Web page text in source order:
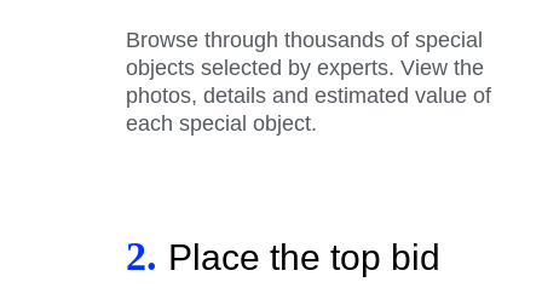
Browse through thousands of special
objects selected by experts. View the
photos, details and estimated value of
each special object.
2. Place the top bid